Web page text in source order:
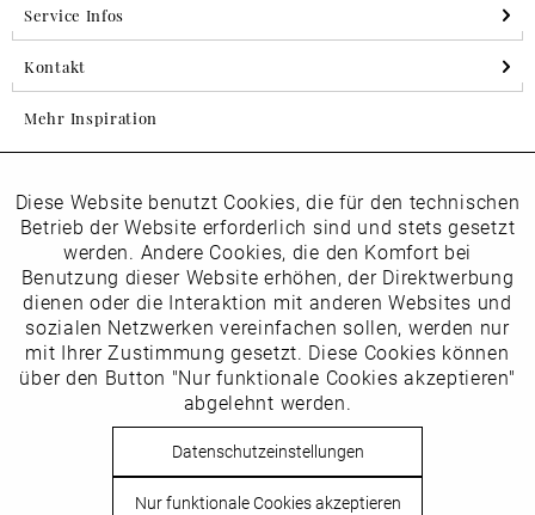
Service Infos
Kontakt
Mehr Inspiration
Folgen Sie uns auf Instagram
horsch_schuhe
Newsletter
Datenschutzbestimmungenhabe ich zur Kenntnis
vom Newsletter abmelden.
Funktionale Aktiv
Marketing Inaktiv
Tracking Inaktiv
Inaktiv
Diese Website benutzt Cookies, die für den technischen
Betrieb der Website erforderlich sind und stets gesetzt
werden. Andere Cookies, die den Komfort bei
Benutzung dieser Website erhöhen, der Direktwerbung
dienen oder die Interaktion mit anderen Websites und
sozialen Netzwerken vereinfachen sollen, werden nur
mit Ihrer Zustimmung gesetzt. Diese Cookies können
über den Button "Nur funktionale Cookies akzeptieren"
abgelehnt werden.
Datenschutzeinstellungen
Nur funktionale Cookies akzeptieren